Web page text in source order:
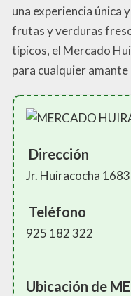
una experiencia única
frutas y verduras
típicos, el Mercado
para cualquier
Dirección
Jr. Huiracocha
Teléfono
925 182 322
Ubicación de